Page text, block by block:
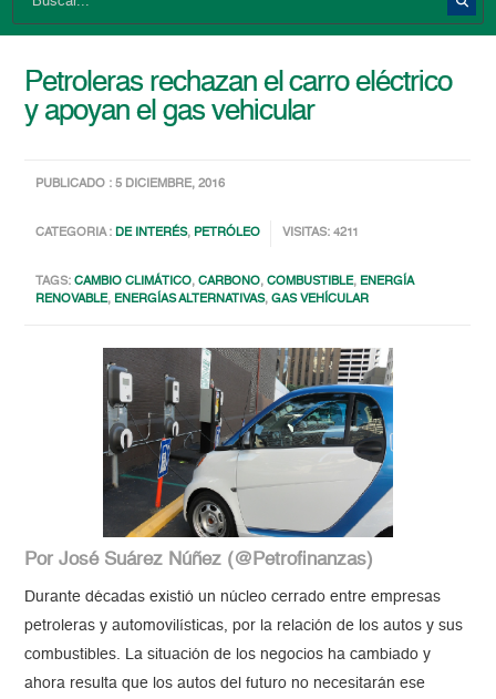
Petroleras rechazan el carro eléctrico
y apoyan el gas vehicular
PUBLICADO : 5 DICIEMBRE, 2016
CATEGORIA :DE INTERÉS, PETRÓLEO VISITAS: 4211
TAGS:CAMBIO CLIMÁTICO,CARBONO,COMBUSTIBLE, ENERGÍA
RENOVABLE, ENERGÍAS ALTERNATIVAS,GAS VEHÍCULAR
Por José Suárez Núñez (@Petrofinanzas)
Durante décadas existió un núcleo cerrado entre empresas
petroleras y automovilísticas, por la relación de los autos y sus
combustibles. La situación de los negocios ha cambiado y
ahora resulta que los autos del futuro no necesitarán ese